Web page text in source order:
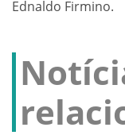
Ednaldo Firmino.